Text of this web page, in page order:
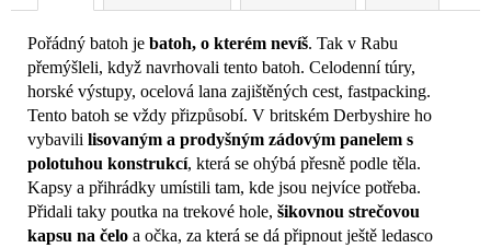
Pořádný batoh je batoh, o kterém nevíš. Tak v Rabu
přemýšleli, když navrhovali tento batoh. Celodenní túry,
horské výstupy, ocelová lana zajištěných cest, fastpacking.
Tento batoh se vždy přizpůsobí. V britském Derbyshire ho
vybavili lisovaným a prodyšným zádovým panelem s
polotuhou konstrukcí, která se ohýbá přesně podle těla.
Kapsy a přihrádky umístili tam, kde jsou nejvíce potřeba.
Přidali taky poutka na trekové hole, šikovnou strečovou
kapsu na čelo a očka, za která se dá připnout ještě ledasco